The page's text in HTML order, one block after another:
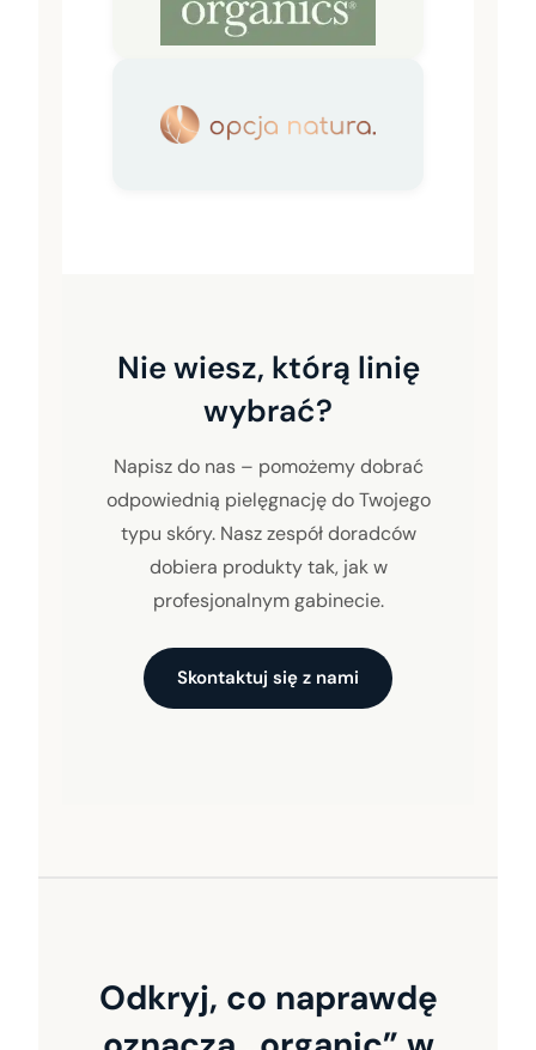
Nie wiesz, którą linię
wybrać?
Napisz do nas – pomożemy dobrać
odpowiednią pielęgnację do Twojego
typu skóry. Nasz zespół doradców
dobiera produkty tak, jak w
profesjonalnym gabinecie.
Skontaktuj się z nami
Odkryj, co naprawdę